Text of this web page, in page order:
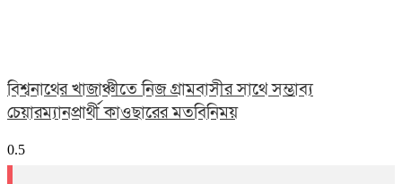
বিশ্বনাথের খাজাঞ্চীতে নিজ গ্রামবাসীর সাথে সম্ভাব্য
চেয়ারম্যানপ্রার্থী কাওছারের মতবিনিময়